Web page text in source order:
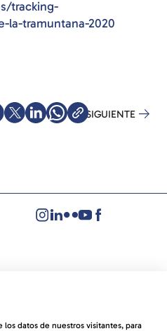
tracking-
la-tramuntana-2020
SIGUIENTE
los datos de nuestros visitantes, para